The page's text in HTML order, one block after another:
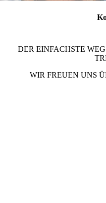
DER EINFACHSTE
WIR FREUEN UNS